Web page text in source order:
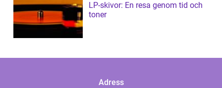
LP-skivor: En resa genom tid och
toner
Adress